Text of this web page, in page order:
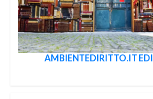
AMBIENTEDIRITTO.IT